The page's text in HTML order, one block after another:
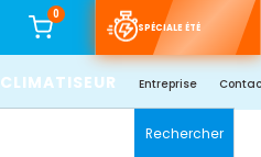
0
SPÉCIALE ÉTÉ
CLIMATISEUR Entreprise
Rechercher